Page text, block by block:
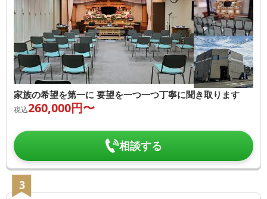
家族の希望を第一に 要望を一つ一つ丁寧に聞き取ります
税込260,000円〜
相談する
3